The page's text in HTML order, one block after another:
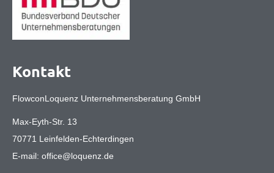
Kontakt
FlowconLoquenz Unternehmensberatung GmbH
Max-Eyth-Str. 13
70771 Leinfelden-Echterdingen
E-mail: office@loquenz.de